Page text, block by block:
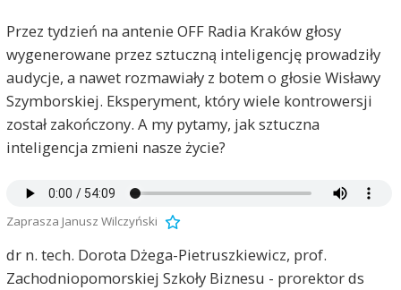
Przez tydzień na antenie OFF Radia Kraków głosy
wygenerowane przez sztuczną inteligencję prowadziły
audycje, a nawet rozmawiały z botem o głosie Wisławy
Szymborskiej. Eksperyment, który wiele kontrowersji
został zakończony. A my pytamy, jak sztuczna
inteligencja zmieni nasze życie?
Zaprasza Janusz Wilczyński
dr n. tech. Dorota Dżega-Pietruszkiewicz, prof.
Zachodniopomorskiej Szkoły Biznesu - prorektor ds